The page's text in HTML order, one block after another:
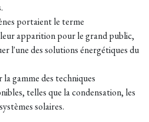
portaient le terme
apparition pour le grand public,
l'une des solutions énergétiques du
gamme des techniques
telles que la condensation, les
solaires.